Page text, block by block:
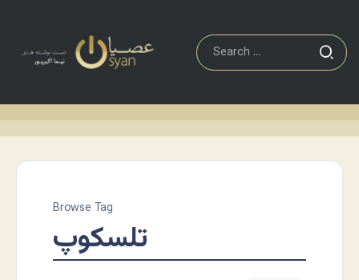
Browse Tag
تلسکوپ